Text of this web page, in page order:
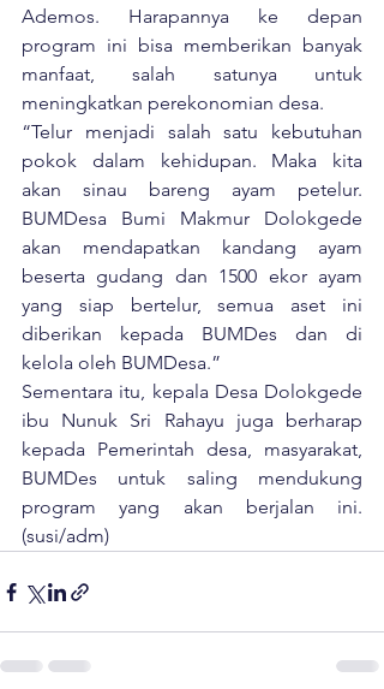
Ademos. Harapannya ke depan
program ini bisa memberikan banyak
manfaat, salah satunya untuk
meningkatkan perekonomian desa.
“Telur menjadi salah satu kebutuhan
pokok dalam kehidupan. Maka kita
akan sinau bareng ayam petelur.
BUMDesa Bumi Makmur Dolokgede
akan mendapatkan kandang ayam
beserta gudang dan 1500 ekor ayam
yang siap bertelur, semua aset ini
diberikan kepada BUMDes dan di
kelola oleh BUMDesa.”
Sementara itu, kepala Desa Dolokgede
ibu Nunuk Sri Rahayu juga berharap
kepada Pemerintah desa, masyarakat,
BUMDes untuk saling mendukung
program yang akan berjalan ini.
(susi/adm)